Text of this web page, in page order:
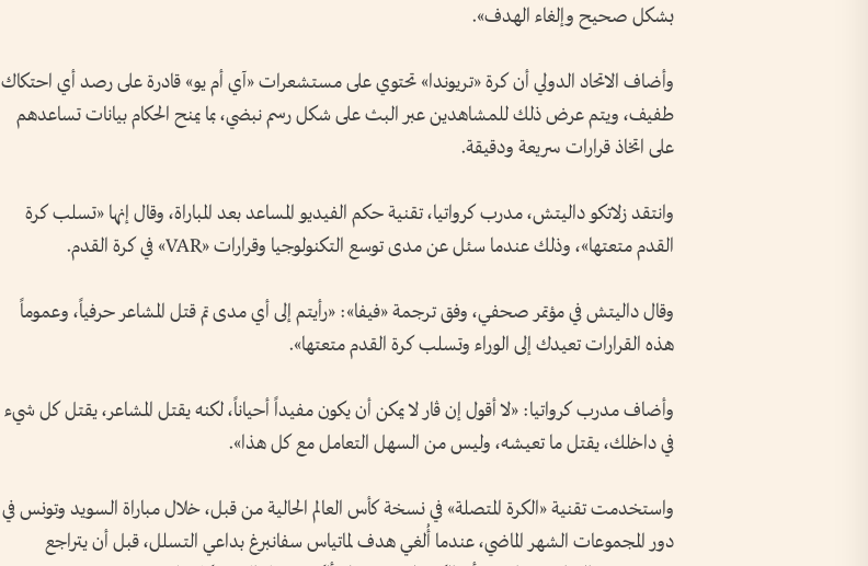
بشكل صحيح وإلغاء الهدف».
وأضاف الاتحاد الدولي أن كرة «تريوندا» تحتوي على مستشعرات «آي أم يو» قادرة على رصد أي احتكاك
طفيف، ويتم عرض ذلك للمشاهدين عبر البث على شكل رسم نبضي، بما يمنح الحكام بيانات تساعدهم
على اتخاذ قرارات سريعة ودقيقة.
وانتقد زلاتكو داليتش، مدرب كرواتيا، تقنية حكم الفيديو المساعد بعد المباراة، وقال إنها «تسلب كرة
القدم متعتها»، وذلك عندما سئل عن مدى توسع التكنولوجيا وقرارات «VAR» في كرة القدم.
وقال داليتش في مؤتمر صحفي، وفق ترجمة «فيفا»: «رأيتم إلى أي مدى تم قتل المشاعر حرفياً، وعموماً
هذه القرارات تعيدك إلى الوراء وتسلب كرة القدم متعتها».
وأضاف مدرب كرواتيا: «لا أقول إن ڤار لا يمكن أن يكون مفيداً أحياناً، لكنه يقتل المشاعر، يقتل كل شيء
في داخلك، يقتل ما تعيشه، وليس من السهل التعامل مع كل هذا».
واستخدمت تقنية «الكرة المتصلة» في نسخة كأس العالم الحالية من قبل، خلال مباراة السويد وتونس في
دور المجموعات الشهر الماضي، عندما أُلغي هدف لماتياس سفانبرغ بداعي التسلل، قبل أن يتراجع